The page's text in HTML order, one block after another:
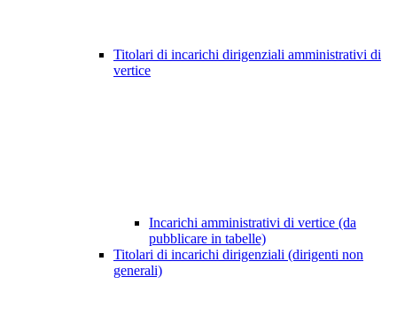
Titolari di incarichi dirigenziali amministrativi di
vertice
Incarichi amministrativi di vertice (da
pubblicare in tabelle)
Titolari di incarichi dirigenziali (dirigenti non
generali)